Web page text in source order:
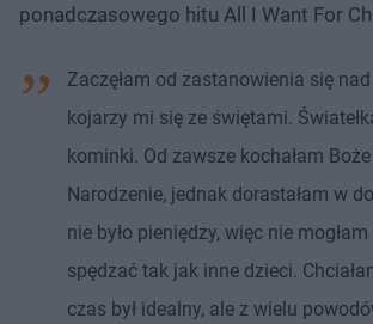
ponadczasowego hitu All I Want For
Zaczęłam od zastanowienia się
kojarzy mi się ze świętami.
kominki. Od zawsze kochałam Boże
Narodzenie, jednak dorastałam w
nie było pieniędzy, więc nie mogłam
spędzać tak jak inne dzieci.
czas był idealny, ale z wielu